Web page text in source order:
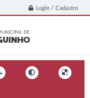
Login / Cadastro